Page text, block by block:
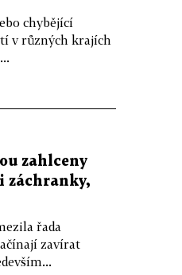
chybějící
v různých krajích
zahlceny
záchranky,
řada
zavírat